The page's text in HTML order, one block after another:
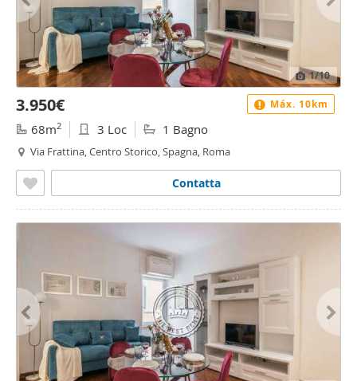
1/10
3.950€
68m2 3 Loc 1 Bagno
Via Frattina, Centro Storico, Spagna, Roma
Contatta
Máx. 10km